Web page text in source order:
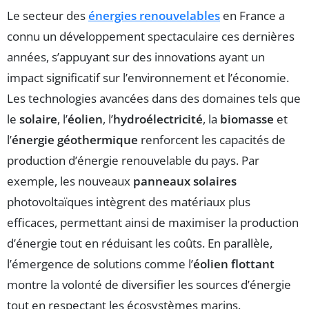
Le secteur desénergies renouvelables en France a
connu un développement spectaculaire ces dernières
années, s’appuyant sur des innovations ayant un
impact significatif sur l’environnement et l’économie.
Les technologies avancées dans des domaines tels que
le solaire, l’éolien, l’hydroélectricité, la biomasse et
l’énergie géothermique renforcent les capacités de
production d’énergie renouvelable du pays. Par
exemple, les nouveaux panneaux solaires
photovoltaïques intègrent des matériaux plus
efficaces, permettant ainsi de maximiser la production
d’énergie tout en réduisant les coûts. En parallèle,
l’émergence de solutions comme l’éolien flottant
montre la volonté de diversifier les sources d’énergie
tout en respectant les écosystèmes marins.